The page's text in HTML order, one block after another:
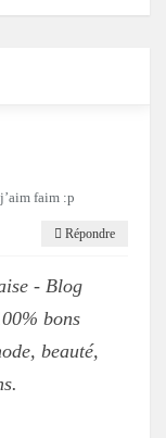
faim :p
Répondre
- Blog
bons
beauté,